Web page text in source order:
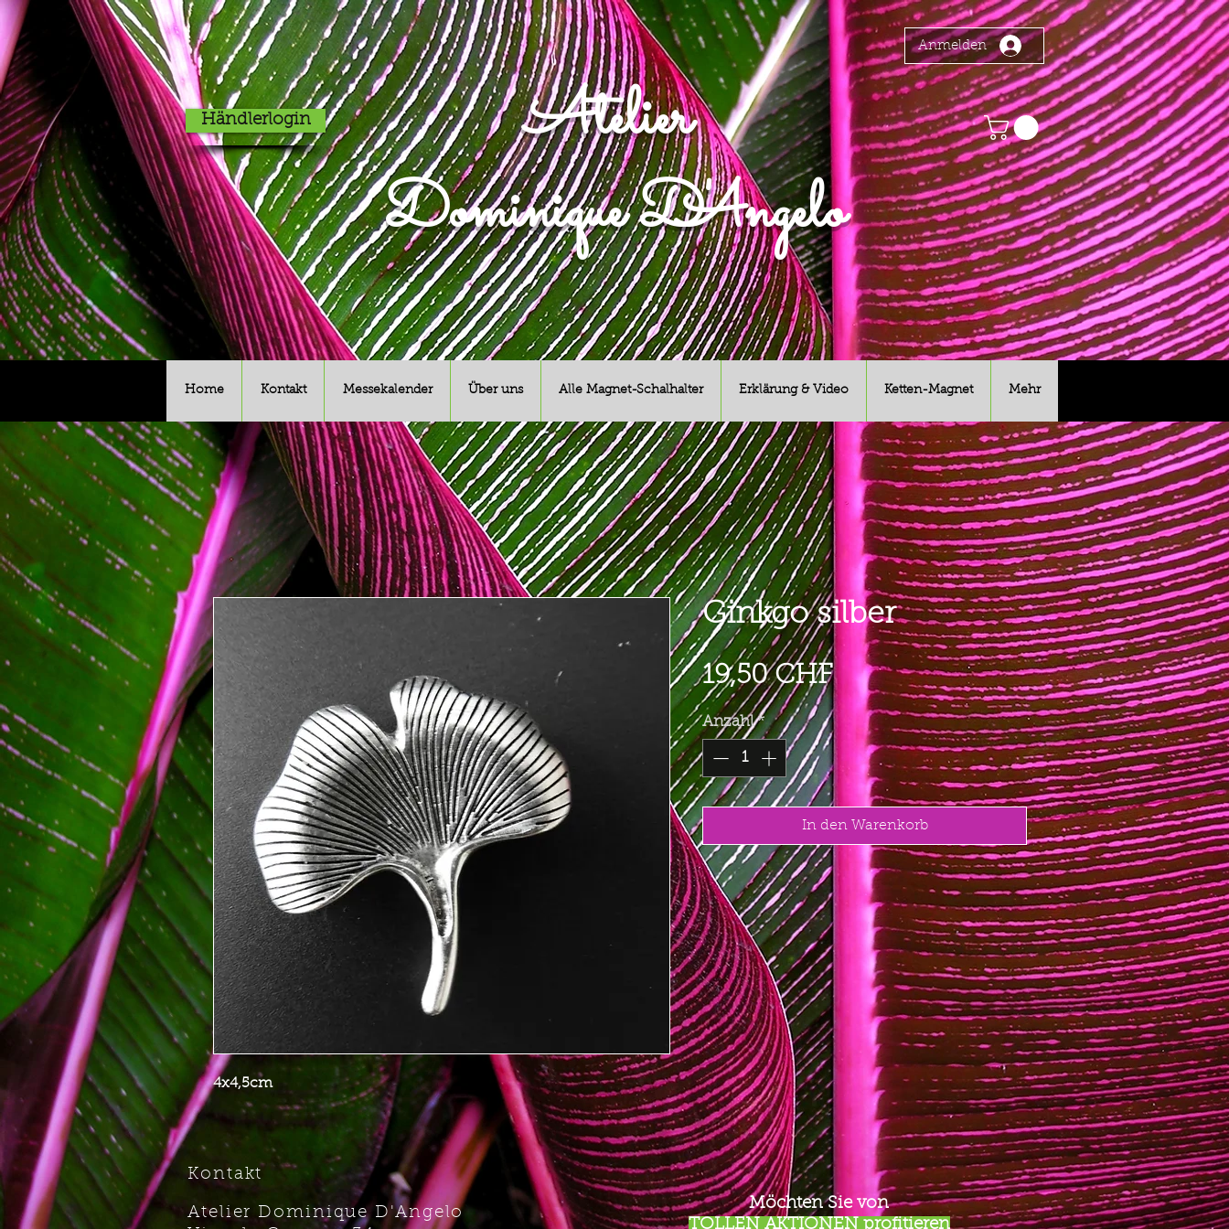
Anmelden
Atelier
Dominique D'Angelo
Händlerlogin
Home Kontakt Messekalender Über uns Alle Magnet-Schalhalter Erklärung & Video Ketten-Magnet Mehr
4x4,5cm
Ginkgo silber
19,50 CHFPreis
Anzahl *
In den Warenkorb
Kontakt
Atelier Dominique D'Angelo
Möchten Sie von
TOLLEN AKTIONEN profitieren